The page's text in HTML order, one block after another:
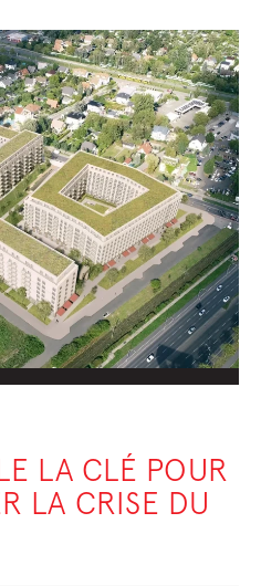
LA CLÉ POUR
LA CRISE DU